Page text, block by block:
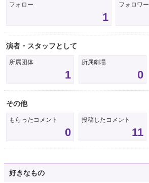
フォロー
1
フォロワー
演者・スタッフとして
所属団体
1
所属劇場
0
その他
もらったコメント
0
投稿したコメント
11
好きなもの